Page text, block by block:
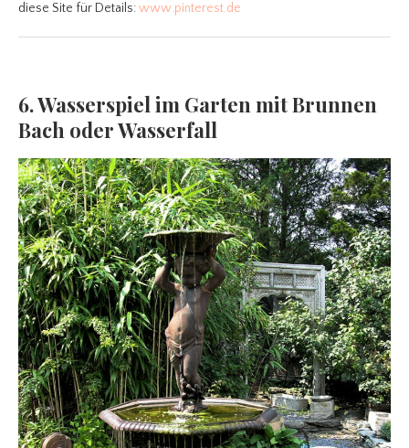
diese Site für Details:www.pinterest.de
6. Wasserspiel im Garten mit Brunnen
Bach oder Wasserfall